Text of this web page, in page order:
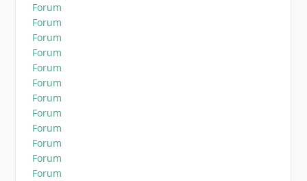
Forum
Forum
Forum
Forum
Forum
Forum
Forum
Forum
Forum
Forum
Forum
Forum